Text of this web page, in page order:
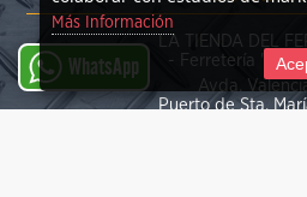
LA TIENDA DEL
- Ferretería "Las
Avda.
Puerto de Sta.
WhatsApp
Más Información